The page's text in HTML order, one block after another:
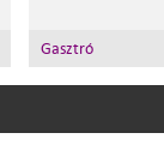
Gasztró